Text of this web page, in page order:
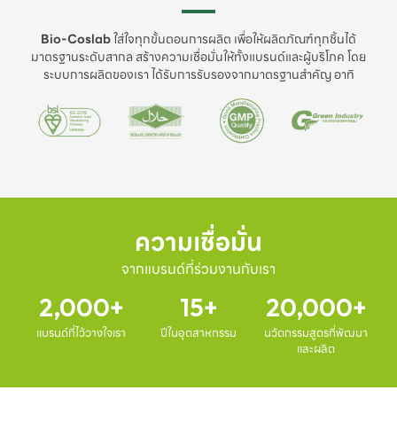
Bio-Coslabใส่ใจทุกขั้นตอนการผลิต เพื่อให้ผลิตภัณฑ์ทุกชิ้นได้
มาตรฐานระดับสากล สร้างความเชื่อมั่นให้ทั้งแบรนด์และผู้บริโภค โดย
ระบบการผลิตของเรา ได้รับการรับรองจากมาตรฐานสำคัญ อาทิ
ความเชื่อมั่น
จากแบรนด์ที่ร่วมงานกับเรา
2,000
แบรนด์ที่ไว้วางใจเรา
15
ปีในอุตสาหกรรม
20,000
นวัตกรรมสูตรที่พัฒนา
และผลิต